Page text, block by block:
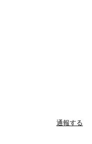
通報する